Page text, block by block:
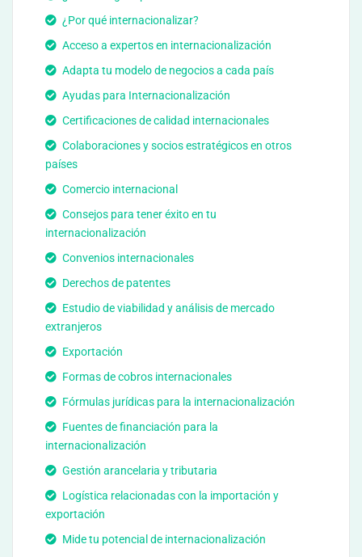
¿Por qué internacionalizar?
Acceso a expertos en internacionalización
Adapta tu modelo de negocios a cada país
Ayudas para Internacionalización
Certificaciones de calidad internacionales
Colaboraciones y socios estratégicos en otros
países
Comercio internacional
Consejos para tener éxito en tu
internacionalización
Convenios internacionales
Derechos de patentes
Estudio de viabilidad y análisis de mercado
extranjeros
Exportación
Formas de cobros internacionales
Fórmulas jurídicas para la internacionalización
Fuentes de financiación para la
internacionalización
Gestión arancelaria y tributaria
Logística relacionadas con la importación y
exportación
Mide tu potencial de internacionalización